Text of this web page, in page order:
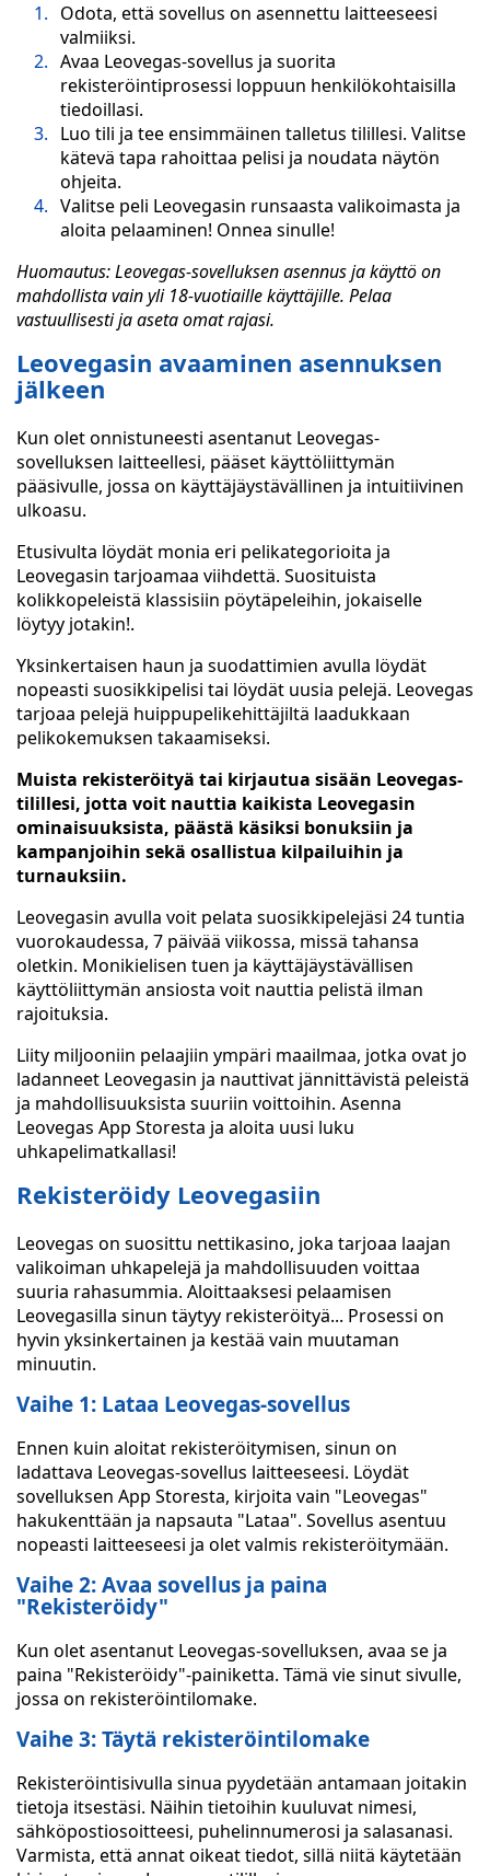
Odota, että sovellus on asennettu laitteeseesi
valmiiksi.
Avaa Leovegas-sovellus ja suorita
rekisteröintiprosessi loppuun henkilökohtaisilla
tiedoillasi.
Luo tili ja tee ensimmäinen talletus tilillesi. Valitse
kätevä tapa rahoittaa pelisi ja noudata näytön
ohjeita.
Valitse peli Leovegasin runsaasta valikoimasta ja
aloita pelaaminen! Onnea sinulle!
Huomautus: Leovegas-sovelluksen asennus ja käyttö on
mahdollista vain yli 18-vuotiaille käyttäjille. Pelaa
vastuullisesti ja aseta omat rajasi.
Leovegasin avaaminen asennuksen
jälkeen
Kun olet onnistuneesti asentanut Leovegas-
sovelluksen laitteellesi, pääset käyttöliittymän
pääsivulle, jossa on käyttäjäystävällinen ja intuitiivinen
ulkoasu.
Etusivulta löydät monia eri pelikategorioita ja
Leovegasin tarjoamaa viihdettä. Suosituista
kolikkopeleistä klassisiin pöytäpeleihin, jokaiselle
löytyy jotakin!.
Yksinkertaisen haun ja suodattimien avulla löydät
nopeasti suosikkipelisi tai löydät uusia pelejä. Leovegas
tarjoaa pelejä huippupelikehittäjiltä laadukkaan
pelikokemuksen takaamiseksi.
Muista rekisteröityä tai kirjautua sisään Leovegas-
tilillesi, jotta voit nauttia kaikista Leovegasin
ominaisuuksista, päästä käsiksi bonuksiin ja
kampanjoihin sekä osallistua kilpailuihin ja
turnauksiin.
Leovegasin avulla voit pelata suosikkipelejäsi 24 tuntia
vuorokaudessa, 7 päivää viikossa, missä tahansa
oletkin. Monikielisen tuen ja käyttäjäystävällisen
käyttöliittymän ansiosta voit nauttia pelistä ilman
rajoituksia.
Liity miljooniin pelaajiin ympäri maailmaa, jotka ovat jo
ladanneet Leovegasin ja nauttivat jännittävistä peleistä
ja mahdollisuuksista suuriin voittoihin. Asenna
Leovegas App Storesta ja aloita uusi luku
uhkapelimatkallasi!
Rekisteröidy Leovegasiin
Leovegas on suosittu nettikasino, joka tarjoaa laajan
valikoiman uhkapelejä ja mahdollisuuden voittaa
suuria rahasummia. Aloittaaksesi pelaamisen
Leovegasilla sinun täytyy rekisteröityä... Prosessi on
hyvin yksinkertainen ja kestää vain muutaman
minuutin.
Vaihe 1: Lataa Leovegas-sovellus
Ennen kuin aloitat rekisteröitymisen, sinun on
ladattava Leovegas-sovellus laitteeseesi. Löydät
sovelluksen App Storesta, kirjoita vain "Leovegas"
hakukenttään ja napsauta "Lataa". Sovellus asentuu
nopeasti laitteeseesi ja olet valmis rekisteröitymään.
Vaihe 2: Avaa sovellus ja paina
"Rekisteröidy"
Kun olet asentanut Leovegas-sovelluksen, avaa se ja
paina "Rekisteröidy"-painiketta. Tämä vie sinut sivulle,
jossa on rekisteröintilomake.
Vaihe 3: Täytä rekisteröintilomake
Rekisteröintisivulla sinua pyydetään antamaan joitakin
tietoja itsestäsi. Näihin tietoihin kuuluvat nimesi,
sähköpostiosoitteesi, puhelinnumerosi ja salasanasi.
Varmista, että annat oikeat tiedot, sillä niitä käytetään